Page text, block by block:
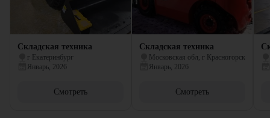
Складская техника
г Екатеринбург
Январь, 2026
Смотреть
Складская техника
Московская обл, г Красногорск
Январь, 2026
Смотреть